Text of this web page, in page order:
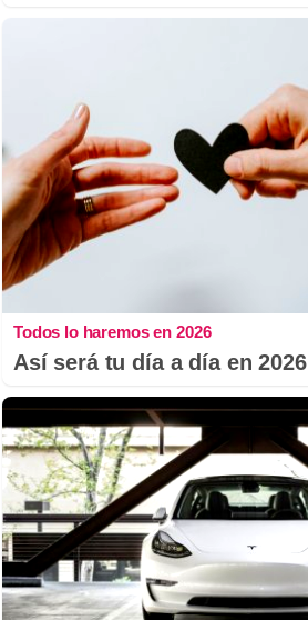
Todos lo haremos en 2026
Así será tu día a día en 2026